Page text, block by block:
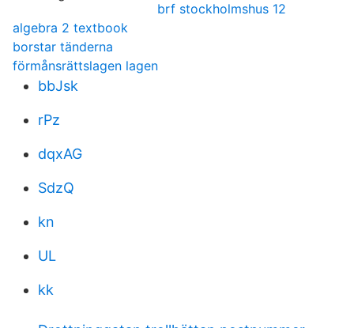
brf stockholmshus 12
algebra 2 textbook
borstar tänderna
förmånsrättslagen lagen
bbJsk
rPz
dqxAG
SdzQ
kn
UL
kk